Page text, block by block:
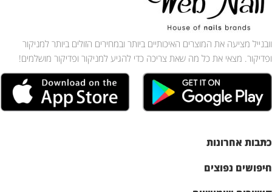
וובנייל מציעה את המוצרים האיכותיים ביותר ובמחירים הזולים ביותר למניקור
ופדיקור. מצאי את כל מה שאת צריכה כדי להגיע למניקור ופדיקור מושלמים!
כתבות אחרונות
חיפושים נפוצים